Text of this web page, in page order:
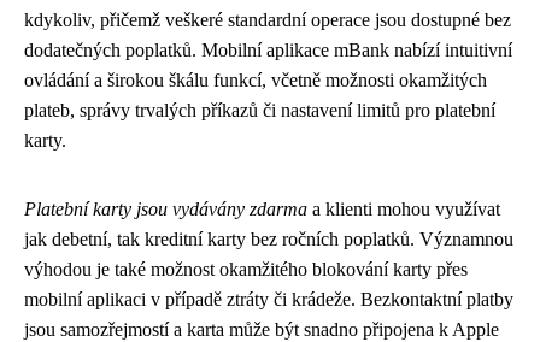
kdykoliv, přičemž veškeré standardní operace jsou dostupné bez
dodatečných poplatků. Mobilní aplikace mBank nabízí intuitivní
ovládání a širokou škálu funkcí, včetně možnosti okamžitých
plateb, správy trvalých příkazů či nastavení limitů pro platební
karty.
Platební karty jsou vydávány zdarma a klienti mohou využívat
jak debetní, tak kreditní karty bez ročních poplatků. Významnou
výhodou je také možnost okamžitého blokování karty přes
mobilní aplikaci v případě ztráty či krádeže. Bezkontaktní platby
jsou samozřejmostí a karta může být snadno připojena k Apple